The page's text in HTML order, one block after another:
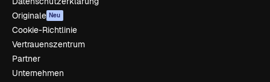
Originale Neu
Cookie-Richtlinie
Vertrauenszentrum
Partner
Unternehmen